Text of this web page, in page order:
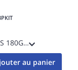
Le kit comprend : PLS 180G, batterie rechargeable, support magnétique pour mesures en porte-à-faux et en axe central, une console murs et plafonds
au panier